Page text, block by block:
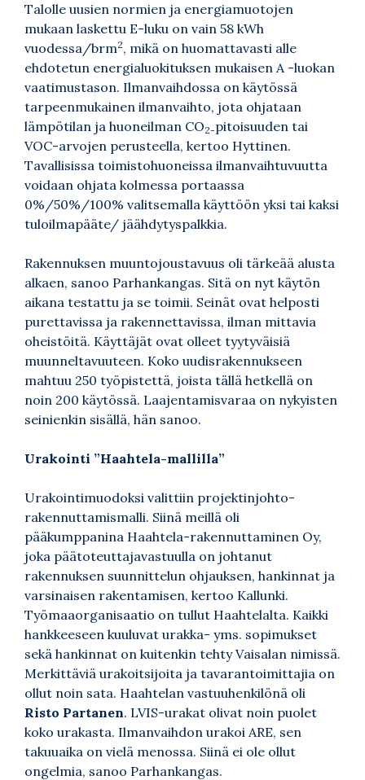
Talolle uusien normien ja energiamuotojen
mukaan laskettu E-luku on vain 58 kWh
vuodessa/brm2, mikä on huomattavasti alle
ehdotetun energialuokituksen mukaisen A -luokan
vaatimustason. Ilmanvaihdossa on käytössä
tarpeenmukainen ilmanvaihto, jota ohjataan
lämpötilan ja huoneilman CO2-pitoisuuden tai
VOC-arvojen perusteella, kertoo Hyttinen.
Tavallisissa toimistohuoneissa ilmanvaihtuvuutta
voidaan ohjata kolmessa portaassa
0%/50%/100% valitsemalla käyttöön yksi tai kaksi
tuloilmapääte/ jäähdytyspalkkia.
Rakennuksen muuntojoustavuus oli tärkeää alusta
alkaen, sanoo Parhankangas. Sitä on nyt käytön
aikana testattu ja se toimii. Seinät ovat helposti
purettavissa ja rakennettavissa, ilman mittavia
oheistöitä. Käyttäjät ovat olleet tyytyväisiä
muunneltavuuteen. Koko uudisrakennukseen
mahtuu 250 työpistettä, joista tällä hetkellä on
noin 200 käytössä. Laajentamisvaraa on nykyisten
seinienkin sisällä, hän sanoo.
Urakointi ”Haahtela-mallilla”
Urakointimuodoksi valittiin projektinjohto-
rakennuttamismalli. Siinä meillä oli
pääkumppanina Haahtela-rakennuttaminen Oy,
joka päätoteuttajavastuulla on johtanut
rakennuksen suunnittelun ohjauksen, hankinnat ja
varsinaisen rakentamisen, kertoo Kallunki.
Työmaaorganisaatio on tullut Haahtelalta. Kaikki
hankkeeseen kuuluvat urakka- yms. sopimukset
sekä hankinnat on kuitenkin tehty Vaisalan nimissä.
Merkittäviä urakoitsijoita ja tavarantoimittajia on
ollut noin sata. Haahtelan vastuuhenkilönä oli
Risto Partanen. LVIS-urakat olivat noin puolet
koko urakasta. Ilmanvaihdon urakoi ARE, sen
takuuaika on vielä menossa. Siinä ei ole ollut
ongelmia, sanoo Parhankangas.